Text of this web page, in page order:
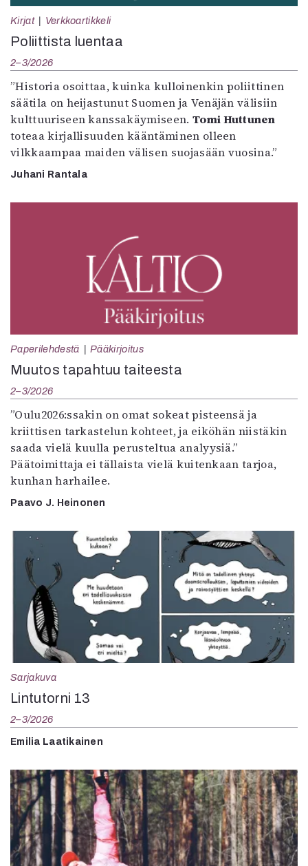
Kirjat Verkkoartikkeli
Poliittista luentaa
2–3/2026
”Historia osoittaa, kuinka kulloinenkin poliittinen
säätila on heijastunut Suomen ja Venäjän välisiin
kulttuuriseen kanssakäymiseen. Tomi Huttunen
toteaa kirjallisuuden kääntäminen olleen
vilkkaampaa maiden välisen suojasään vuosina.”
Juhani Rantala
Paperilehdestä Pääkirjoitus
Muutos tapahtuu taiteesta
2–3/2026
”Oulu2026:ssakin on omat sokeat pisteensä ja
kriittisen tarkastelun kohteet, ja eiköhän niistäkin
saada vielä kuulla perusteltua analyysiä.”
Päätoimittaja ei tällaista vielä kuitenkaan tarjoa,
kunhan harhailee.
Paavo J. Heinonen
Sarjakuva
Lintutorni 13
2–3/2026
Emilia Laatikainen